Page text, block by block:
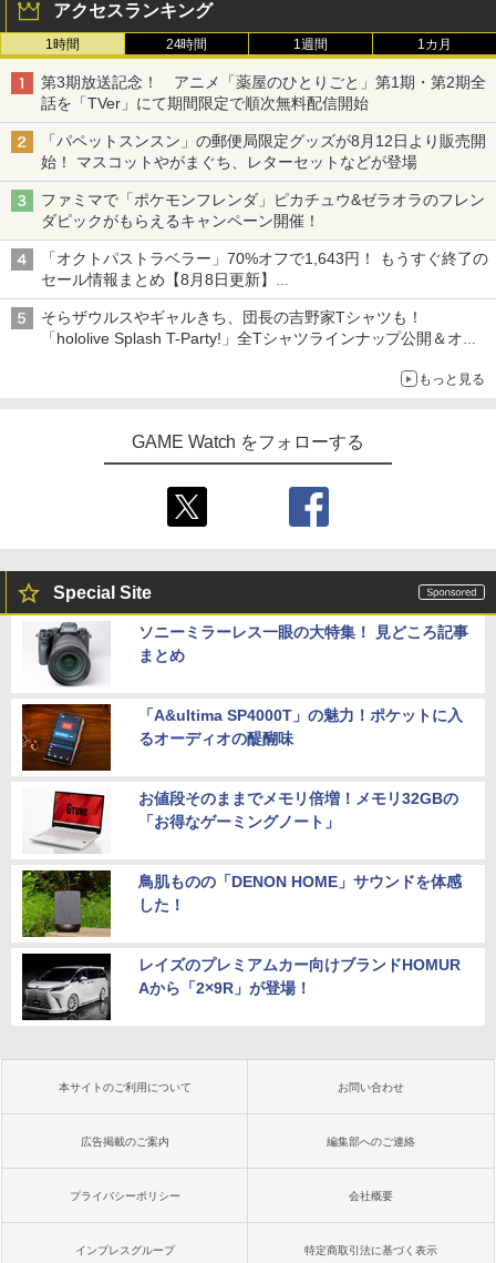
アクセスランキング
1時間 24時間 1週間 1カ月
第3期放送記念！ アニメ「薬屋のひとりごと」第1期・第2期全
話を「TVer」にて期間限定で順次無料配信開始
「パペットスンスン」の郵便局限定グッズが8月12日より販売開
始！ マスコットやがまぐち、レターセットなどが登場
ファミマで「ポケモンフレンダ」ピカチュウ&ゼラオラのフレン
ダピックがもらえるキャンペーン開催！
「オクトパストラベラー」70%オフで1,643円！ もうすぐ終了の
セール情報まとめ【8月8日更新】
ニンテンドーeショップでは「大神 絶景版」が67%オフで990円
そらザウルスやギャルきち、団長の吉野家Tシャツも！
「hololive Splash T-Party!」全Tシャツラインナップ公開＆オン
もっと見る
GAME Watch をフォローする
Special Site
ソニーミラーレス一眼の大特集！ 見どころ記事
まとめ
「A&ultima SP4000T」の魅力！ポケットに入
るオーディオの醍醐味
お値段そのままでメモリ倍増！メモリ32GBの
「お得なゲーミングノート」
鳥肌ものの「DENON HOME」サウンドを体感
した！
レイズのプレミアムカー向けブランドHOMUR
Aから「2×9R」が登場！
本サイトのご利用について お問い合わせ
広告掲載のご案内 編集部へのご連絡
プライバシーポリシー 会社概要
インプレスグループ 特定商取引法に基づく表示